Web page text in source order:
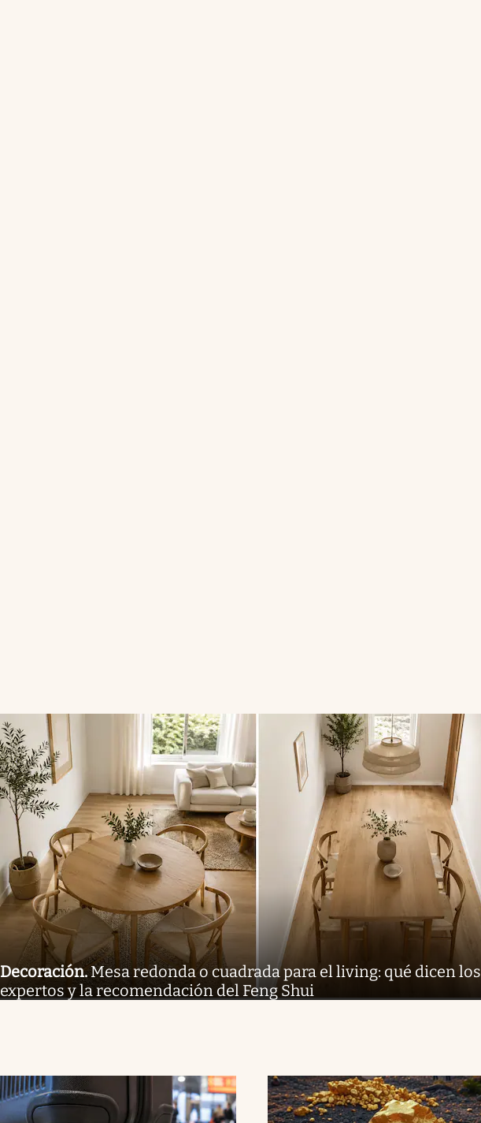
Decoración.Mesa redonda o cuadrada para el living: qué dicen los
expertos y la recomendación del Feng Shui